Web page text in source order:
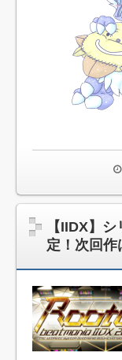
【緊急悲報】
【ゲーム】
シーンだらけの最
SKE48市野成
【ログレス】
「この世の果
オ、Vitaでも何と
父親が娘を8
アニメ監督の
twitterで喧嘩
【あんこ】IS
す【第一回】（試
【9期の闇採
キ紹介+詳細
【IIDX】
定！次回作